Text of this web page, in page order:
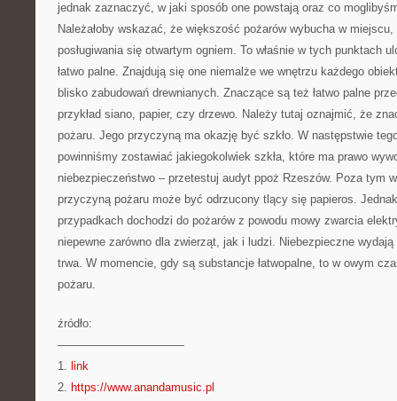
jednak zaznaczyć, w jaki sposób one powstają oraz co
Należałoby wskazać, że większość pożarów wybucha w
posługiwania się otwartym ogniem. To właśnie w tych punktach
łatwo palne. Znajdują się one niemalże we wnętrzu każdego
blisko zabudowań drewnianych. Znaczące są też łatwo palne
przykład siano, papier, czy drzewo. Należy tutaj oznajmić, że
pożaru. Jego przyczyną ma okazję być szkło. W następstwie
powinniśmy zostawiać jakiegokolwiek szkła, które ma prawo
niebezpieczeństwo – przetestuj audyt ppoż Rzeszów. Poza tym
przyczyną pożaru może być odrzucony tlący się papieros.
przypadkach dochodzi do pożarów z powodu mowy zwarcia
niepewne zarówno dla zwierząt, jak i ludzi. Niebezpieczne
trwa. W momencie, gdy są substancje łatwopalne, to w owym
pożaru.
źródło:
———————————
1. link
2. https://www.anandamusic.pl